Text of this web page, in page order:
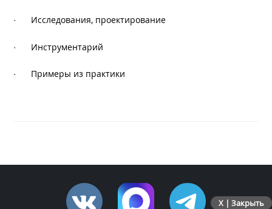
· Исследования, проектирование
· Инструментарий
· Примеры из практики
X | Закрыть